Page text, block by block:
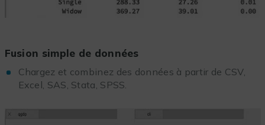
Fusion simple de données
Chargez et combinez des données à partir de CSV,
Excel, SAS, Stata, SPSS.